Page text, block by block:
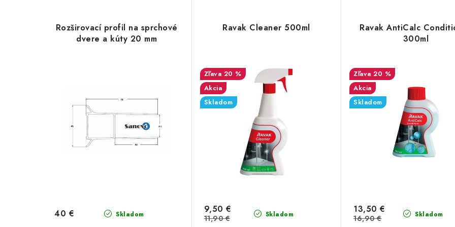
Rozširovací profil na sprchové
dvere a kúty 20 mm
Skladom
40 €
Ravak Cleaner 500ml
20 %
Akcia
Skladom
Skladom
9,50 €
11,90 €
Ravak AntiCalc
300ml
20 %
Akcia
Skladom
Skladom
13,50 €
16,90 €